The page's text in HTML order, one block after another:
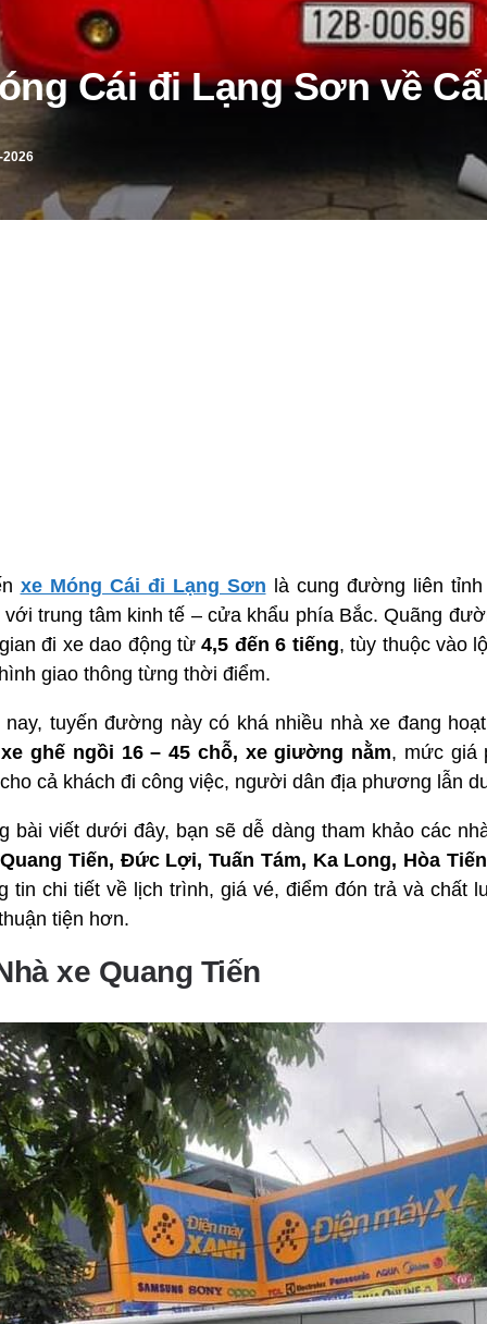
Cái đi Lạng Sơn về
2026
xe Móng Cái đi Lạng Sơn là cung đường liên
với trung tâm kinh tế – cửa khẩu phía Bắc. Quãng
đi xe dao động từ4,5 đến 6 tiếng, tùy thuộc vào
giao thông từng thời điểm.
nay, tuyến đường này có khá nhiều nhà xe đang
xe ghế ngồi 16 – 45 chỗ, xe giường nằm, mức giá
cả khách đi công việc, người dân địa phương lẫn
bài viết dưới đây, bạn sẽ dễ dàng tham khảo các
Quang Tiến, Đức Lợi, Tuấn Tám, Ka Long, Hòa
tin chi tiết về lịch trình, giá vé, điểm đón trả và chất
tiện hơn.
xe Quang Tiến